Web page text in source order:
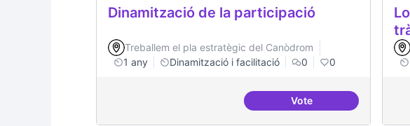
Dinamització de la participació
Treballem el pla estratègic del Canòdrom
1 any
Dinamització i facilitació 0 0
VoteDinamització de la